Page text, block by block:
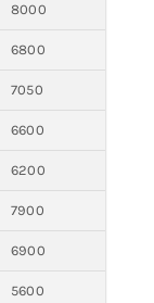
8000
6800
7050
6600
6200
7900
6900
5600